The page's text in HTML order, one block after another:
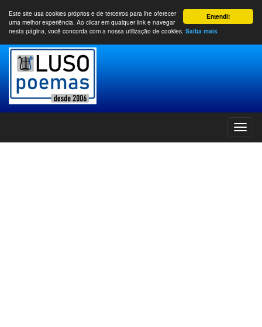
Entendi!
Este site usa cookies próprios e de terceiros para lhe oferecer
uma melhor experiência. Ao clicar em qualquer link e navegar
nesta página, você concorda com a nossa utilização de cookies. Saiba mais